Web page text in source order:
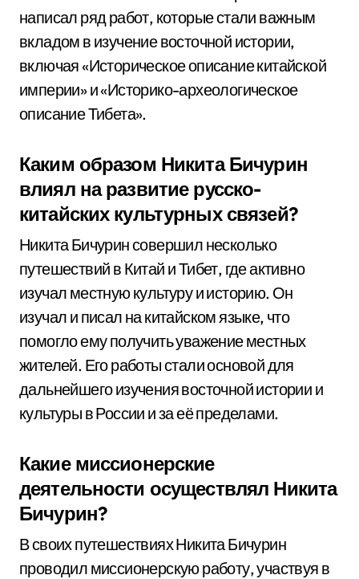
написал ряд работ, которые стали важным
вкладом в изучение восточной истории,
включая «Историческое описание китайской
империи» и «Историко-археологическое
описание Тибета».
Каким образом Никита Бичурин
влиял на развитие русско-
китайских культурных связей?
Никита Бичурин совершил несколько
путешествий в Китай и Тибет, где активно
изучал местную культуру и историю. Он
изучал и писал на китайском языке, что
помогло ему получить уважение местных
жителей. Его работы стали основой для
дальнейшего изучения восточной истории и
культуры в России и за её пределами.
Какие миссионерские
деятельности осуществлял Никита
Бичурин?
В своих путешествиях Никита Бичурин
проводил миссионерскую работу, участвуя в